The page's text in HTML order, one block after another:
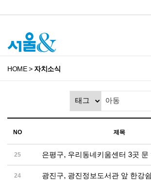
HOME>자치소식
NO 제목
25 은평구, 우리동네키움센터 3곳 문
24 광진구, 광진정보도서관 앞 한강